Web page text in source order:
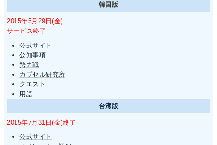
韓国版
2015年5月29日(金)
サービス終了
公式サイト
公知事項
勢力戦
カプセル研究所
クエスト
用語
台湾版
2015年7月31日(金)終了
公式サイト